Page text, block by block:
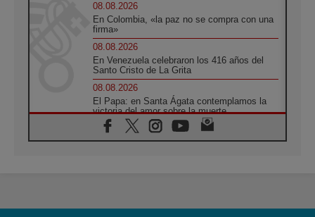
08.08.2026
En Colombia, «la paz no se compra con una
firma»
08.08.2026
En Venezuela celebraron los 416 años del
Santo Cristo de La Grita
08.08.2026
El Papa: en Santa Ágata contemplamos la
victoria del amor sobre la muerte
08.08.2026
León XIV visitará el Santuario de la Madre
07.08.2026